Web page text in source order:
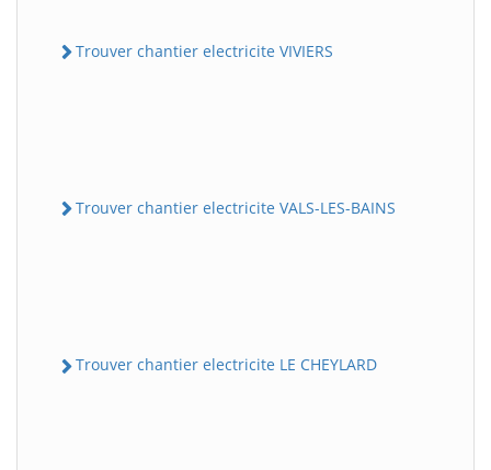
Trouver chantier electricite VIVIERS
Trouver chantier electricite VALS-LES-BAINS
Trouver chantier electricite LE CHEYLARD